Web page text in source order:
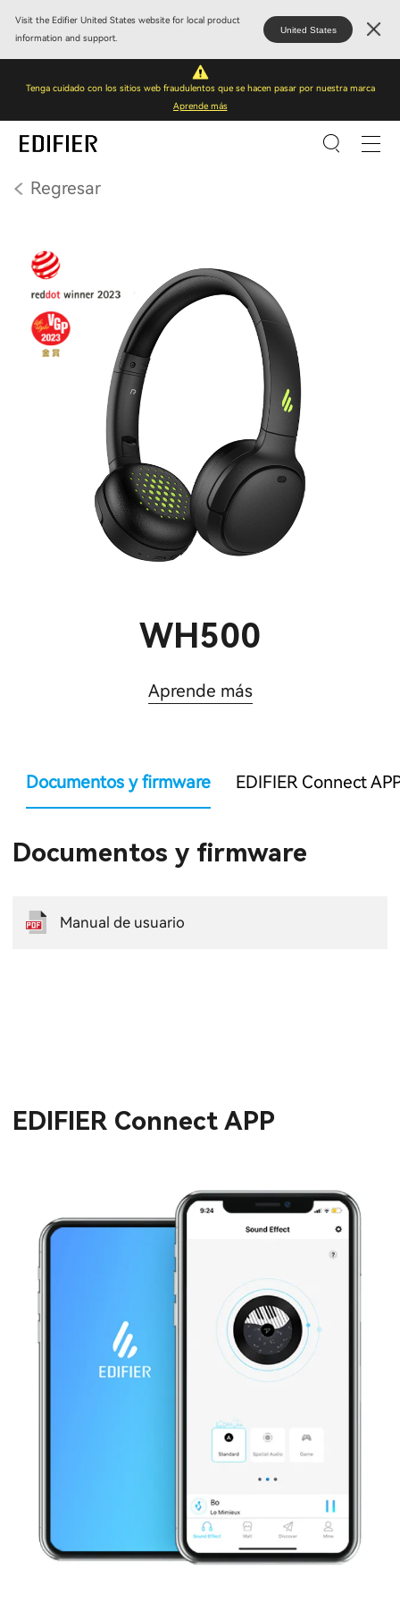
Visit the Edifier United States website for local product
information and support.
United States
Tenga cuidado con los sitios web fraudulentos que se hacen pasar por nuestra marca
Aprende más
Regresar
WH500
Aprende más
Documentos y firmware EDIFIER Connect
Documentos y firmware
Manual de usuario
EDIFIER Connect APP